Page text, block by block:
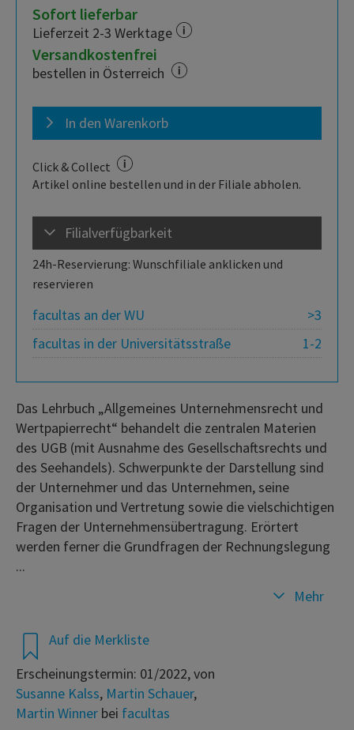
Sofort lieferbar
Lieferzeit 2-3 Werktage
Versandkostenfrei
bestellen in Österreich
In den Warenkorb
Click & Collect
Artikel online bestellen und in der Filiale abholen.
Filialverfügbarkeit
24h-Reservierung: Wunschfiliale anklicken und
reservieren
>3
facultas an der WU
1-2
facultas in der Universitätsstraße
Auf die Merkliste
Erscheinungstermin: 01/2022, von
Susanne Kalss, Martin Schauer,
Martin Winner bei facultas
Das Lehrbuch „Allgemeines Unternehmensrecht und
Wertpapierrecht“ behandelt die zentralen Materien
des UGB (mit Ausnahme des Gesellschaftsrechts und
des Seehandels). Schwerpunkte der Darstellung sind
der Unternehmer und das Unternehmen, seine
Organisation und Vertretung sowie die vielschichtigen
Fragen der Unternehmensübertragung. Erörtert
werden ferner die Grundfragen der Rechnungslegung
...
Mehr